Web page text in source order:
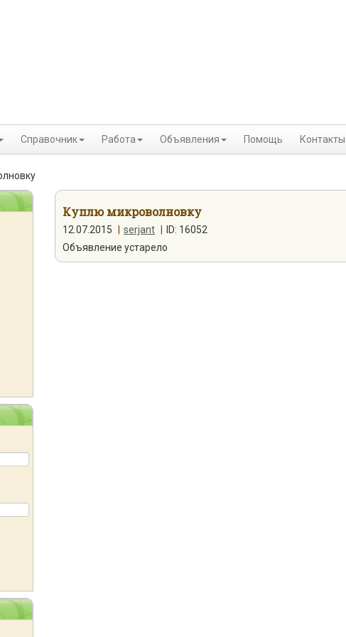
Справочник Работа Объявления Помощь Контакты
Куплю микроволновку
12.07.2015 serjant
ID: 16052
Объявление устарело